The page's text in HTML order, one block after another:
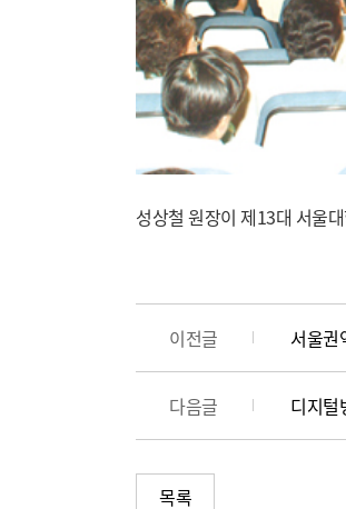
성상철 원장이 제13대 서울
이전글 서울권
다음글 디지털
목록